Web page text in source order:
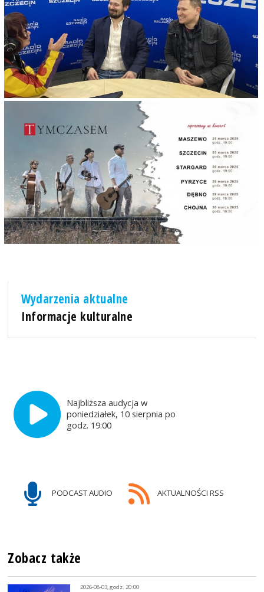
Wydarzenia aktualne
Informacje kulturalne
Najbliższa audycja w
poniedziałek, 10 sierpnia po
godz. 19:00
PODCAST AUDIO AKTUALNOŚCI RSS
Zobacz także
2026-08-03, godz. 20:00